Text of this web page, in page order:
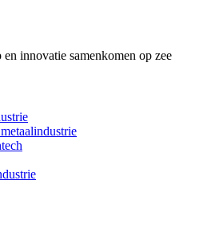
en innovatie samenkomen op zee